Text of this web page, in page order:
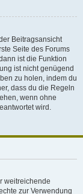
Beitragsansicht
Seite des Forums
ist die Funktion
ist nicht genügend
zu holen, indem du
dass du die Regeln
wenn ohne
wird.
weitreichende
zur Verwendung